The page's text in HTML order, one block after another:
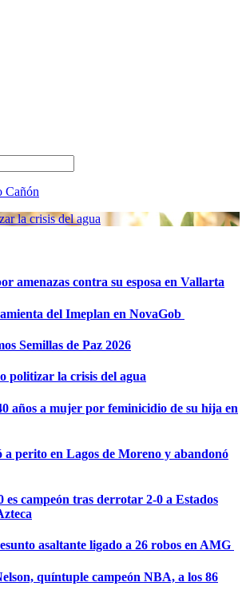
Cañón
la crisis del agua
amenazas contra su esposa en Vallarta
del Imeplan en NovaGob
Semillas de Paz 2026
politizar la crisis del agua
años a mujer por feminicidio de su hija en
a perito en Lagos de Moreno y abandonó
es campeón tras derrotar 2-0 a Estados
asaltante ligado a 26 robos en AMG
quíntuple campeón NBA, a los 86